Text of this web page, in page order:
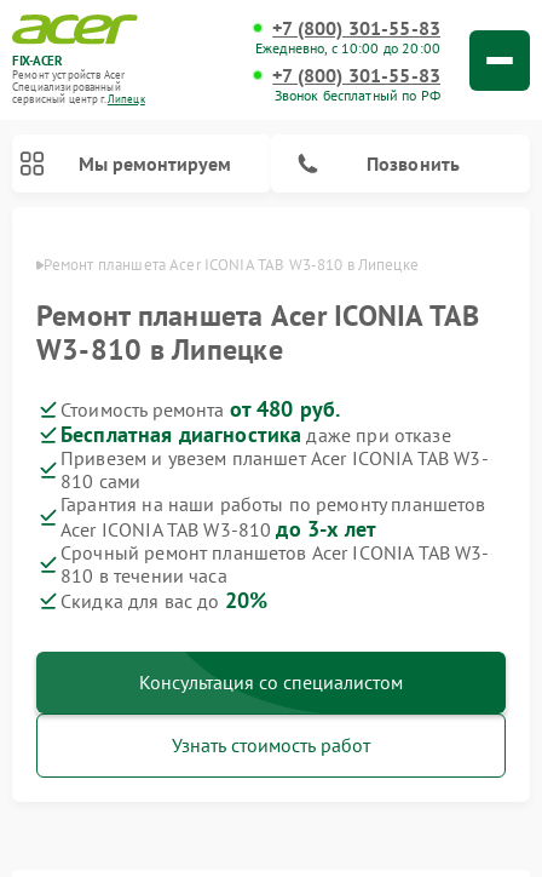
FIX-ACER
Ремонт устройств Acer
Специализированный
cервисный центр г.Липецк
+7 (800) 301-55-83
Ежедневно, с 10:00 до 20:00
+7 (800) 301-55-83
Звонок бесплатный по РФ
Мы ремонтируем Позвонить
Ремонт планшета Acer ICONIA TAB W3-810 в Липецке
Ремонт планшета Acer ICONIA TAB
W3-810 в Липецке
Стоимость ремонта от 480 руб.
Бесплатная диагностика даже при отказе
Привезем и увезем планшет Acer ICONIA TAB W3-
810 сами
Гарантия на наши работы по ремонту планшетов
Acer ICONIA TAB W3-810до 3-х лет
Срочный ремонт планшетов Acer ICONIA TAB W3-
810 в течении часа
Скидка для вас до 20%
Консультация со специалистом
Узнать стоимость работ